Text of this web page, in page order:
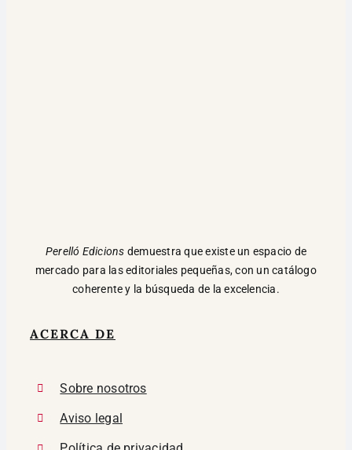
Perelló Edicions demuestra que existe un espacio de
mercado para las editoriales pequeñas, con un catálogo
coherente y la búsqueda de la excelencia.
ACERCA DE
Sobre nosotros
Aviso legal